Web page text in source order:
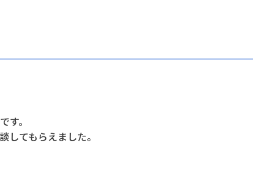
す。
してもらえました。